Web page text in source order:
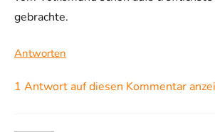
gebrachte.
Antworten
1 Antwort auf diesen Kommentar